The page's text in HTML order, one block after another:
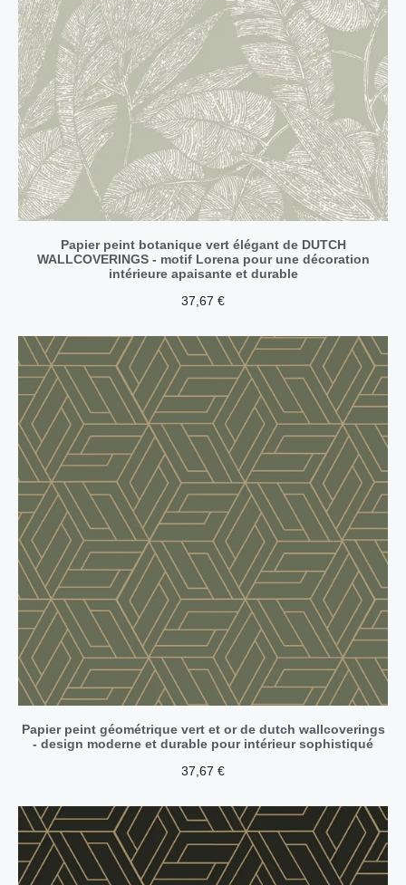
Papier peint botanique vert élégant de DUTCH
WALLCOVERINGS - motif Lorena pour une décoration
intérieure apaisante et durable
37,67 €
Papier peint géométrique vert et or de dutch wallcoverings
- design moderne et durable pour intérieur sophistiqué
37,67 €